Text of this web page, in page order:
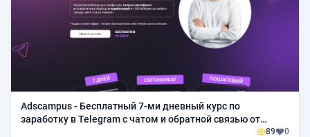
Аdscampus - Бесплатный 7-ми дневный курс по
заработку в Telegram с чатом и обратной связью от
89 0